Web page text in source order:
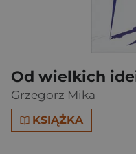
Od wielkich
Grzegorz Mika
KSIĄŻKA